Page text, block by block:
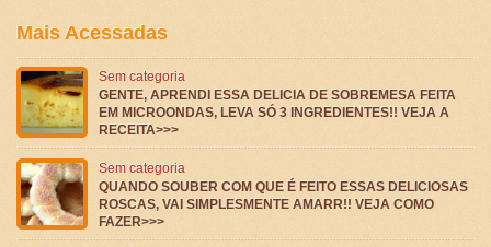
Mais Acessadas
Sem categoria
GENTE, APRENDI ESSA DELICIA DE SOBREMESA FEITA
EM MICROONDAS, LEVA SÓ 3 INGREDIENTES!! VEJA A
RECEITA>>>
Sem categoria
QUANDO SOUBER COM QUE É FEITO ESSAS DELICIOSAS
ROSCAS, VAI SIMPLESMENTE AMARR!! VEJA COMO
FAZER>>>